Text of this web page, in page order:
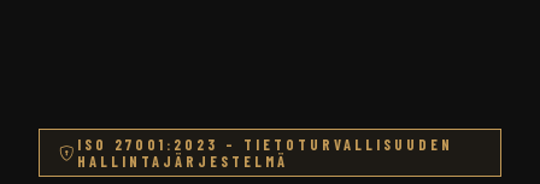
ISO 27001:2023 – TIETOTURVALLISUUDEN
HALLINTAJÄRJESTELMÄ